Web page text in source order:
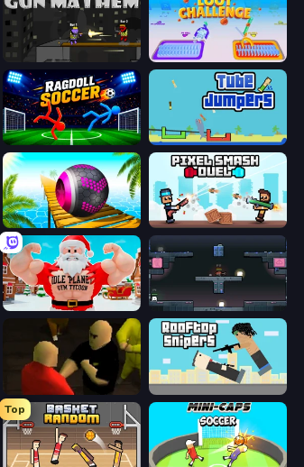
Gun Mayhem Loot Challenge
Ragdoll Soccer 2 Players Tube Jumpers
Rolling Balls Sea Race Pixel Smash Duel
Idle Planet: Gym Tycoon Arena
Rooftop Snipers
Top